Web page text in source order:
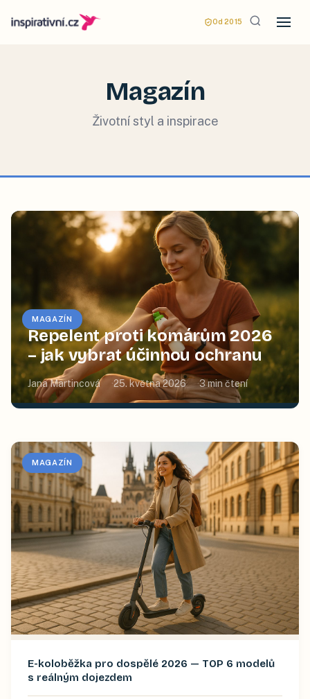
Od 2015
Magazín
Životní styl a inspirace
MAGAZÍN
Repelent proti komárům 2026
– jak vybrat účinnou ochranu
Jana Martincová 25. května 2026 3min čtení
MAGAZÍN
E-koloběžka pro dospělé 2026 — TOP 6 modelů
s reálným dojezdem